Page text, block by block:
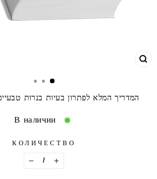
המדריך המלא לפתרון בעיות בנרות
В наличии
КОЛИЧЕСТВО
−
+